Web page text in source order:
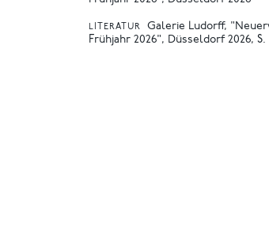
LITERATUR
Galerie Ludorff,
Frühjahr 2026", Düsseldorf 2026, S.